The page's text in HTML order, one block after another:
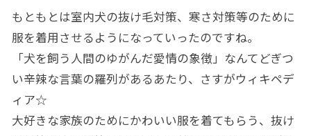
もともとは室内犬の抜け毛対策、寒さ対策等のために
服を着用させるようになっていったのですね。
「犬を飼う人間のゆがんだ愛情の象徴」なんてどぎつ
い辛辣な言葉の羅列があるあたり、さすがウィキペデ
ィア☆
大好きな家族のためにかわいい服を着てもらう、抜け